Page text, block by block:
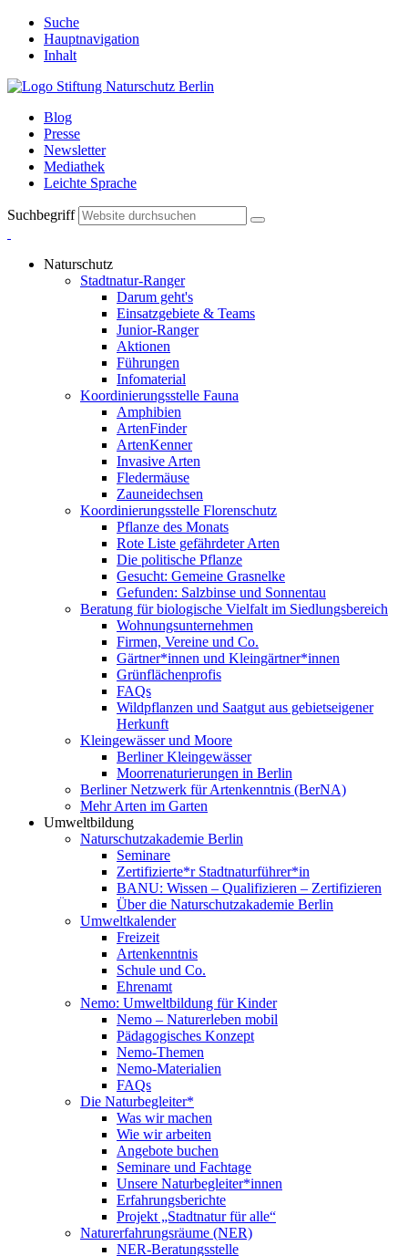
Suche
Hauptnavigation
Inhalt
Blog
Presse
Newsletter
Mediathek
Leichte Sprache
Suchbegriff
Naturschutz
Stadtnatur-Ranger
Darum geht's
Einsatzgebiete & Teams
Junior-Ranger
Aktionen
Führungen
Infomaterial
Koordinierungsstelle Fauna
Amphibien
ArtenFinder
ArtenKenner
Invasive Arten
Fledermäuse
Zauneidechsen
Koordinierungsstelle Florenschutz
Pflanze des Monats
Rote Liste gefährdeter Arten
Die politische Pflanze
Gesucht: Gemeine Grasnelke
Gefunden: Salzbinse und Sonnentau
Beratung für biologische Vielfalt im Siedlungsbereich
Wohnungsunternehmen
Firmen, Vereine und Co.
Gärtner*innen und Kleingärtner*innen
Grünflächenprofis
FAQs
Wildpflanzen und Saatgut aus gebietseigener
Herkunft
Kleingewässer und Moore
Berliner Kleingewässer
Moorrenaturierungen in Berlin
Berliner Netzwerk für Artenkenntnis (BerNA)
Mehr Arten im Garten
Umweltbildung
Naturschutzakademie Berlin
Seminare
Zertifizierte*r Stadtnaturführer*in
BANU: Wissen – Qualifizieren – Zertifizieren
Über die Naturschutzakademie Berlin
Umweltkalender
Freizeit
Artenkenntnis
Schule und Co.
Ehrenamt
Nemo: Umweltbildung für Kinder
Nemo – Naturerleben mobil
Pädagogisches Konzept
Nemo-Themen
Nemo-Materialien
FAQs
Die Naturbegleiter*
Was wir machen
Wie wir arbeiten
Angebote buchen
Seminare und Fachtage
Unsere Naturbegleiter*innen
Erfahrungsberichte
Projekt „Stadtnatur für alle“
Naturerfahrungsräume (NER)
NER-Beratungsstelle